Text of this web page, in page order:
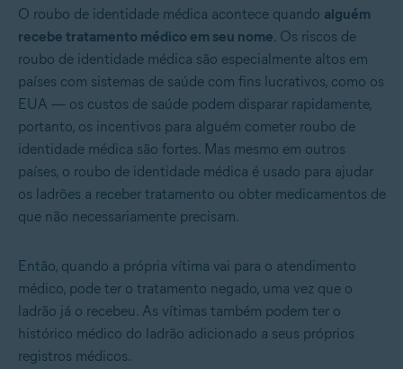
O roubo de identidade médica acontece quando alguém
recebe tratamento médico em seu nome. Os riscos de
roubo de identidade médica são especialmente altos em
países com sistemas de saúde com fins lucrativos, como os
EUA — os custos de saúde podem disparar rapidamente,
portanto, os incentivos para alguém cometer roubo de
identidade médica são fortes. Mas mesmo em outros
países, o roubo de identidade médica é usado para ajudar
os ladrões a receber tratamento ou obter medicamentos de
que não necessariamente precisam.
Então, quando a própria vítima vai para o atendimento
médico, pode ter o tratamento negado, uma vez que o
ladrão já o recebeu. As vítimas também podem ter o
histórico médico do ladrão adicionado a seus próprios
registros médicos.